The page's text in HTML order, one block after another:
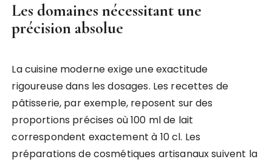
Les domaines nécessitant une
précision absolue
La cuisine moderne exige une exactitude
rigoureuse dans les dosages. Les recettes de
pâtisserie, par exemple, reposent sur des
proportions précises où 100 ml de lait
correspondent exactement à 10 cl. Les
préparations de cosmétiques artisanaux suivent la